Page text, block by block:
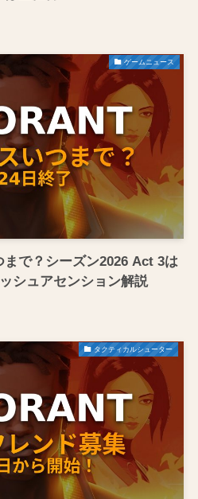
ゲームニュース
で？シーズン2026 Act 3は
シュアセンション解説
タクティカルシューター